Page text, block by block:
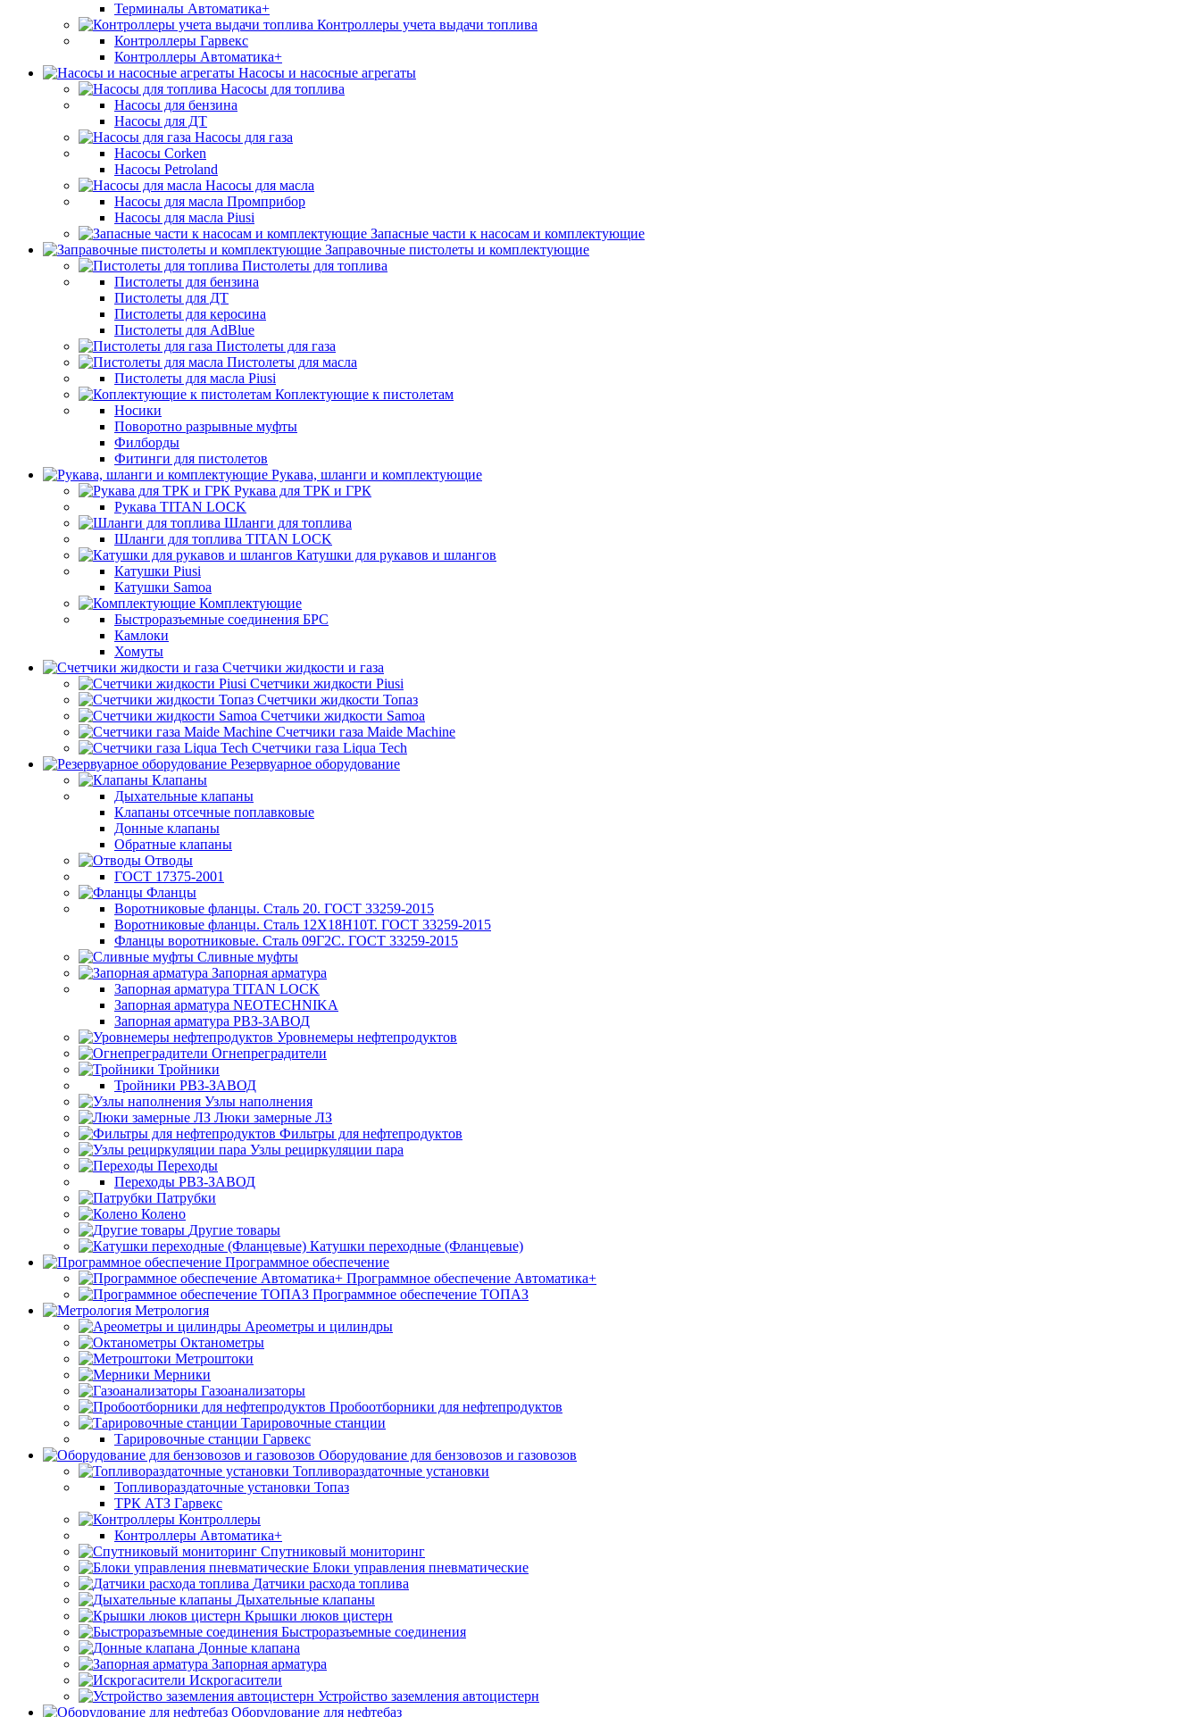
Терминалы Автоматика+
Контроллеры учета выдачи топлива
Контроллеры Гарвекс
Контроллеры Автоматика+
Насосы и насосные агрегаты
Насосы для топлива
Насосы для бензина
Насосы для ДТ
Насосы для газа
Насосы Corken
Насосы Petroland
Насосы для масла
Насосы для масла Промприбор
Насосы для масла Piusi
Запасные части к насосам и комплектующие
Заправочные пистолеты и комплектующие
Пистолеты для топлива
Пистолеты для бензина
Пистолеты для ДТ
Пистолеты для керосина
Пистолеты для AdBlue
Пистолеты для газа
Пистолеты для масла
Пистолеты для масла Piusi
Коплектующие к пистолетам
Носики
Поворотно разрывные муфты
Филборды
Фитинги для пистолетов
Рукава, шланги и комплектующие
Рукава для ТРК и ГРК
Рукава TITAN LOCK
Шланги для топлива
Шланги для топлива TITAN LOCK
Катушки для рукавов и шлангов
Катушки Piusi
Катушки Samoa
Комплектующие
Быстроразъемные соединения БРС
Камлоки
Хомуты
Счетчики жидкости и газа
Счетчики жидкости Piusi
Счетчики жидкости Топаз
Счетчики жидкости Samoa
Счетчики газа Maide Machine
Счетчики газа Liqua Tech
Резервуарное оборудование
Клапаны
Дыхательные клапаны
Клапаны отсечные поплавковые
Донные клапаны
Обратные клапаны
Отводы
ГОСТ 17375-2001
Фланцы
Воротниковые фланцы. Сталь 20. ГОСТ 33259-2015
Воротниковые фланцы. Сталь 12Х18Н10Т. ГОСТ 33259-2015
Фланцы воротниковые. Сталь 09Г2С. ГОСТ 33259-2015
Сливные муфты
Запорная арматура
Запорная арматура TITAN LOCK
Запорная арматура NEOTECHNIKA
Запорная арматура РВЗ-ЗАВОД
Уровнемеры нефтепродуктов
Огнепреградители
Тройники
Тройники РВЗ-ЗАВОД
Узлы наполнения
Люки замерные ЛЗ
Фильтры для нефтепродуктов
Узлы рециркуляции пара
Переходы
Переходы РВЗ-ЗАВОД
Патрубки
Колено
Другие товары
Катушки переходные (Фланцевые)
Программное обеспечение
Программное обеспечение Автоматика+
Программное обеспечение ТОПАЗ
Метрология
Ареометры и цилиндры
Октанометры
Метроштоки
Мерники
Газоанализаторы
Пробоотборники для нефтепродуктов
Тарировочные станции
Тарировочные станции Гарвекс
Оборудование для бензовозов и газовозов
Топливораздаточные установки
Топливораздаточные установки Топаз
ТРК АТЗ Гарвекс
Контроллеры
Контроллеры Автоматика+
Спутниковый мониторинг
Блоки управления пневматические
Датчики расхода топлива
Дыхательные клапаны
Крышки люков цистерн
Быстроразъемные соединения
Донные клапана
Запорная арматура
Искрогасители
Устройство заземления автоцистерн
Оборудование для нефтебаз